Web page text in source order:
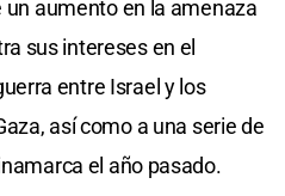
aumento en la amenaza
sus intereses en el
entre Israel y los
así como a una serie de
el año pasado.